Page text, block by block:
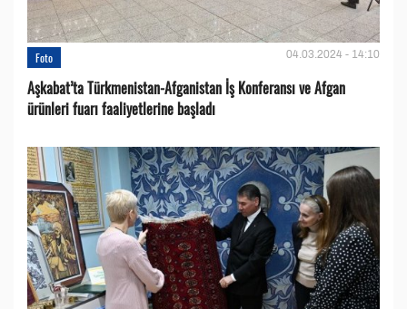
Foto 04.03.2024 - 14:10
Aşkabat’ta Türkmenistan-Afganistan İş Konferansı ve Afgan
ürünleri fuarı faaliyetlerine başladı